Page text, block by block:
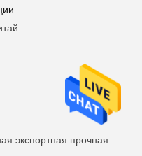
экспортная прочная